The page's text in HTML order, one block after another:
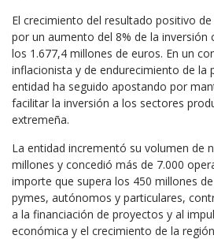
El crecimiento del resultado positivo
por un aumento del 8% de la inversión
los 1.677,4 millones de euros. En un
inflacionista y de endurecimiento de la
entidad ha seguido apostando por
facilitar la inversión a los sectores
extremeña.
La entidad incrementó su volumen de
millones y concedió más de 7.000
importe que supera los 450 millones
pymes, autónomos y particulares,
a la financiación de proyectos y al
económica y el crecimiento de la